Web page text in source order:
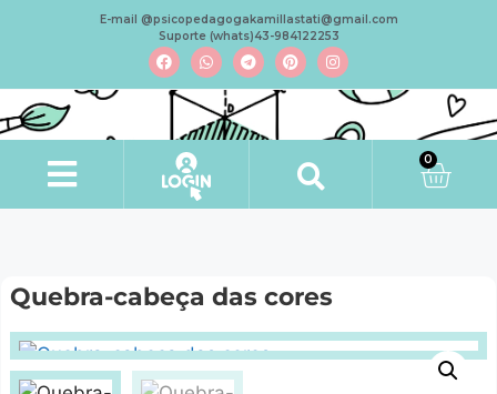
E-mail @psicopedagogakamillastati@gmail.com
Suporte (whats)43-984122253
0
Quebra-cabeça das cores